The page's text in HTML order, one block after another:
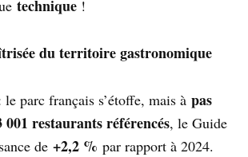
technique !
du territoire gastronomique
parc français s’étoffe, mais à pas
001 restaurants référencés, le Guide
de +2,2 % par rapport à 2024.